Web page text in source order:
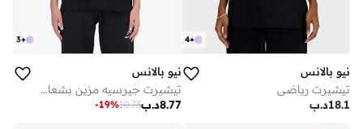
+
4
نيو بالانس
تيشيرت رياضي
د.ب18.1
+
3
نيو بالانس
تيشيرت جيرسيه مزين بشعار عريض للعلامة التجارية
د.ب8.77
10.73
-19%